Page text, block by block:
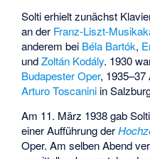
Solti erhielt zunächst
an der Franz-Liszt-
anderem bei Béla Bartók,
undZoltán Kodály. 1930
Budapester Oper,
Arturo Toscanini in
Am 11. März 1938 gab
einer Aufführung der
Oper. Am selben Abend